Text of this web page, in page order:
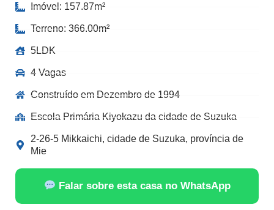
Imóvel: 157.87m²
Terreno: 366.00m²
5LDK
4 Vagas
Construído em Dezembro de 1994
Escola Primária Kiyokazu da cidade de Suzuka
2-26-5 Mikkaichi, cidade de Suzuka, província de
Mie
Falar sobre esta casa no WhatsApp